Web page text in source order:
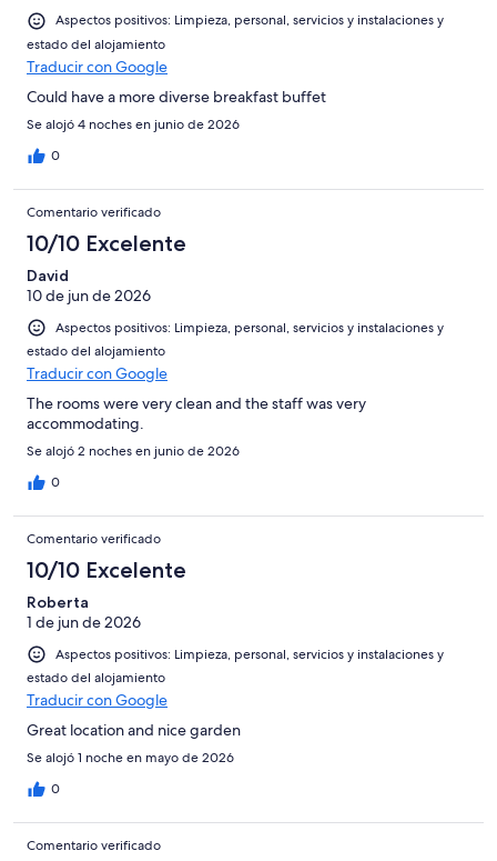
Aspectos positivos: Limpieza, personal, servicios y instalaciones y
estado del alojamiento
Traducir con Google
Could have a more diverse breakfast buffet
Se alojó 4 noches en junio de 2026
0
Comentario verificado
10/10 Excelente
David
10 de jun de 2026
Aspectos positivos: Limpieza, personal, servicios y instalaciones y
estado del alojamiento
Traducir con Google
The rooms were very clean and the staff was very
accommodating.
Se alojó 2 noches en junio de 2026
0
Comentario verificado
10/10 Excelente
Roberta
1 de jun de 2026
Aspectos positivos: Limpieza, personal, servicios y instalaciones y
estado del alojamiento
Traducir con Google
Great location and nice garden
Se alojó 1 noche en mayo de 2026
0
Comentario verificado